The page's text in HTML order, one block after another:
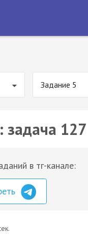
Задание 5
задача 127
в тг-канале: